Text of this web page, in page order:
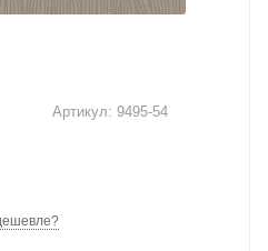
Артикул: 9495-54